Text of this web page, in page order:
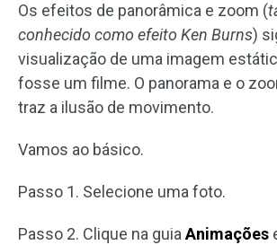
Os efeitos de panorâmica e zoom (
conhecido como efeito Ken Burns)
visualização de uma imagem
fosse um filme. O panorama e o
traz a ilusão de movimento.
Vamos ao básico.
Passo 1. Selecione uma foto.
Passo 2. Clique na guia Animações